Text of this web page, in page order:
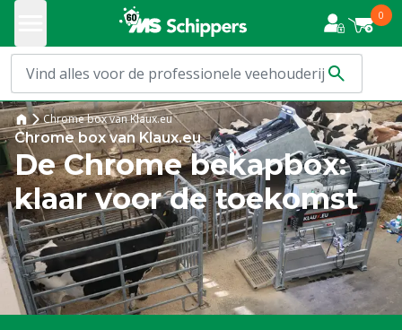
0
Chrome box van Klaux.eu
Chrome box van Klaux.eu
De Chrome bekapbox:
klaar voor de toekomst